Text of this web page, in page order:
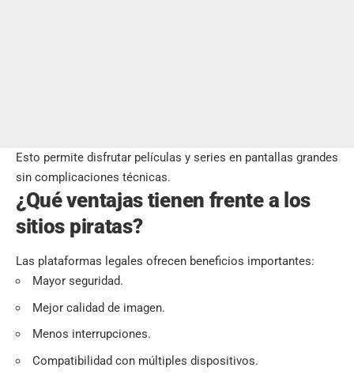
Esto permite disfrutar películas y series en pantallas grandes
sin complicaciones técnicas.
¿Qué ventajas tienen frente a los
sitios piratas?
Las plataformas legales ofrecen beneficios importantes:
Mayor seguridad.
Mejor calidad de imagen.
Menos interrupciones.
Compatibilidad con múltiples dispositivos.